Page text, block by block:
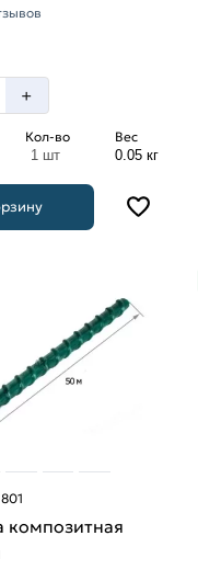
+
Кол-во
1 шт
Вес
0.05 кг
801
композитная